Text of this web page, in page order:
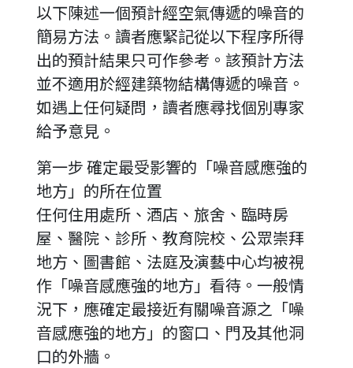
以下陳述一個預計經空氣傳遞的噪音的
簡易方法。讀者應緊記從以下程序所得
出的預計結果只可作參考。該預計方法
並不適用於經建築物結構傳遞的噪音。
如遇上任何疑問，讀者應尋找個別專家
給予意見。
第一步 確定最受影響的「噪音感應強的
地方」的所在位置
任何住用處所、酒店、旅舍、臨時房
屋、醫院、診所、教育院校、公眾崇拜
地方、圖書館、法庭及演藝中心均被視
作「噪音感應強的地方」看待。一般情
況下，應確定最接近有關噪音源之「噪
音感應強的地方」的窗口、門及其他洞
口的外牆。